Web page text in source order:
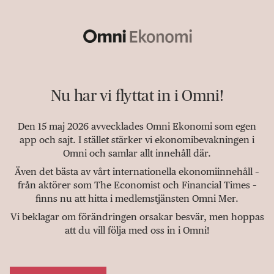
Nu har vi flyttat in i Omni!
Den 15 maj 2026 avvecklades Omni Ekonomi som egen
app och sajt. I stället stärker vi ekonomibevakningen i
Omni och samlar allt innehåll där.
Även det bästa av vårt internationella ekonomiinnehåll –
från aktörer som The Economist och Financial Times –
finns nu att hitta i medlemstjänsten Omni Mer.
Vi beklagar om förändringen orsakar besvär, men hoppas
att du vill följa med oss in i Omni!